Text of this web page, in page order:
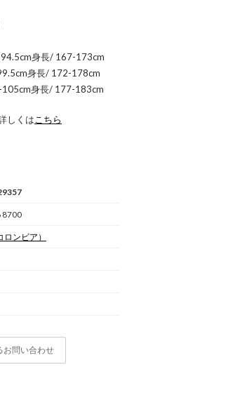
身長/ 167-173cm
身長/ 172-178cm
105cm身長/ 177-183cm
しくは こちら
8700
ロンビア）
お問い合わせ